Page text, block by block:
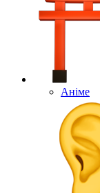
Аніме